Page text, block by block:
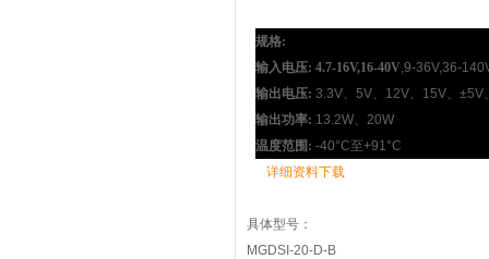
规格:
输入电压: 4.7-16V,16-40V,9-36V,36-
输出电压: 3.3V、 5V、 12V、 15V、 ±5V
输出功率: 13.2W、 20W
温度范围: -40°C至+91°C
详细资料下载
具体型号：
MGDSI-20-D-B